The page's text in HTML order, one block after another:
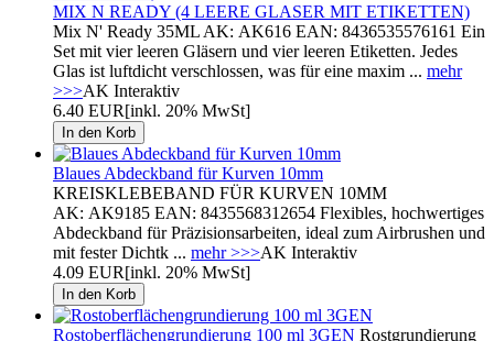
MIX N READY (4 LEERE GLASER MIT ETIKETTEN)
Mix N' Ready 35ML AK: AK616 EAN: 8436535576161 Ein
Set mit vier leeren Gläsern und vier leeren Etiketten. Jedes
Glas ist luftdicht verschlossen, was für eine maxim ... mehr
>>>AK Interaktiv
6.40 EUR[inkl. 20% MwSt]
Blaues Abdeckband für Kurven 10mm
KREISKLEBEBAND FÜR KURVEN 10MM
AK: AK9185 EAN: 8435568312654 Flexibles, hochwertiges
Abdeckband für Präzisionsarbeiten, ideal zum Airbrushen und
mit fester Dichtk ... mehr >>>AK Interaktiv
4.09 EUR[inkl. 20% MwSt]
Rostoberflächengrundierung 100 ml 3GEN Rostgrundierung